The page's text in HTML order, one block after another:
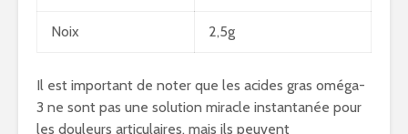
Noix 2,5g
Il est important de noter que les acides gras oméga-
3 ne sont pas une solution miracle instantanée pour
les douleurs articulaires, mais ils peuvent